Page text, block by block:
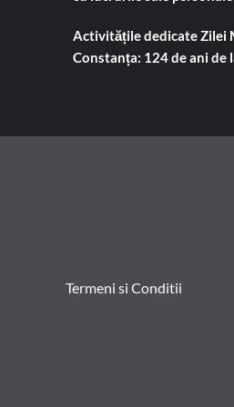
Activitățile dedicate Zilei
Constanța: 124 de ani de
Termeni si Conditii